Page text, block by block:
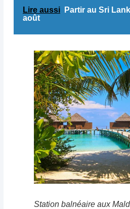
Lire aussi
Partir au Sri
août
Station balnéaire aux